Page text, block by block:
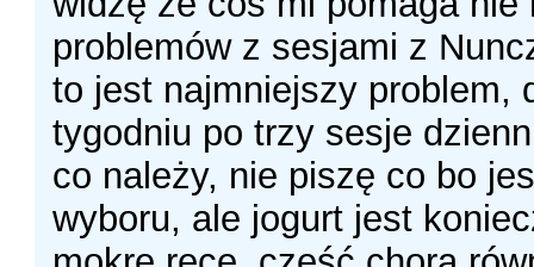
problemów z sesjami z
to jest najmniejszy problem,
tygodniu po trzy sesje
co należy, nie piszę co bo
wyboru, ale jogurt jest